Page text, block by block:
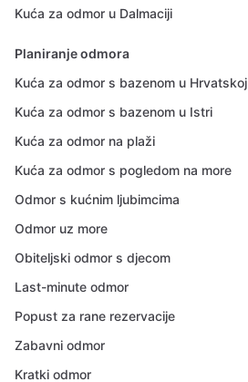
Kuća za odmor u Dalmaciji
Planiranje odmora
Kuća za odmor s bazenom u Hrvatskoj
Kuća za odmor s bazenom u Istri
Kuća za odmor na plaži
Kuća za odmor s pogledom na more
Odmor s kućnim ljubimcima
Odmor uz more
Obiteljski odmor s djecom
Last-minute odmor
Popust za rane rezervacije
Zabavni odmor
Kratki odmor